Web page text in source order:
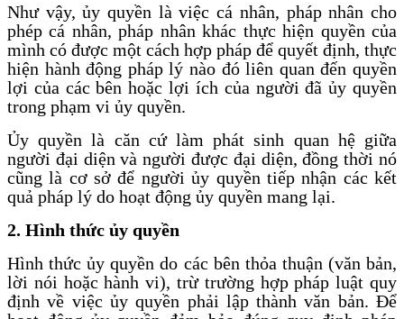
Như vậy, ủy quyền là việc cá nhân, pháp nhân cho
phép cá nhân, pháp nhân khác thực hiện quyền của
mình có được một cách hợp pháp để quyết định, thực
hiện hành động pháp lý nào đó liên quan đến quyền
lợi của các bên hoặc lợi ích của người đã ủy quyền
trong phạm vi ủy quyền.
Ủy quyền là căn cứ làm phát sinh quan hệ giữa
người đại diện và người được đại diện, đồng thời nó
cũng là cơ sở để người ủy quyền tiếp nhận các kết
quả pháp lý do hoạt động ủy quyền mang lại.
2. Hình thức ủy quyền
Hình thức ủy quyền do các bên thỏa thuận (văn bản,
lời nói hoặc hành vi), trừ trường hợp pháp luật quy
định về việc ủy quyền phải lập thành văn bản. Để